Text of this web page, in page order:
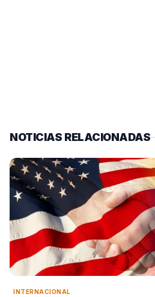
NOTICIAS RELACIONADAS
INTERNACIONAL